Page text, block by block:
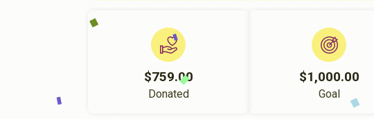
$759.00
Donated
$1,000.00
Goal